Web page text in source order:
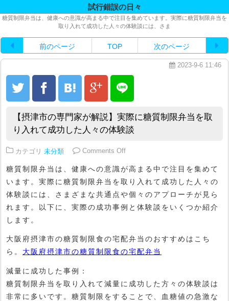
試行錯誤の日々
糖質制限弁当は、健康への意識が高まる中で注目を集めています。実際に糖質制限弁当を
取り入れて成功した人々の体験談には、さま
前のページ TOP 次のページ
2023-9-6 11:46
【摂津市の専門家が解説】実際に糖質制限弁当を取
り入れて成功した人々の体験談
カテゴリ 未分類 Comments Offon 【摂津市の専門家が解説】実
糖質制限弁当は、健康への意識が高まる中で注目を集めて
います。実際に糖質制限弁当を取り入れて成功した人々の
体験談には、さまざまな共通点や個々のアプローチが見ら
れます。以下に、実際の成功事例と体験談をいくつか紹介
します。
大阪府摂津市の糖質制限食の宅配弁当のおすすめはこち
ら。 大阪府摂津市の糖質制限食の宅配弁当
減量に成功した事例：
糖質制限弁当を取り入れて減量に成功した方々の体験談は
非常に多いです。糖質制限をすることで、血糖値の急激な